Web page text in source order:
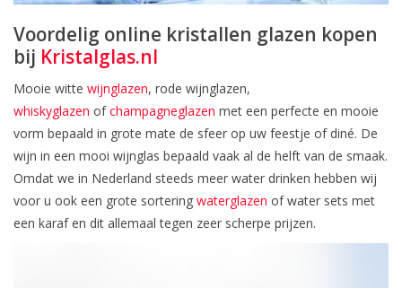
Voordelig online kristallen glazen kopen
bij Kristalglas.nl
Mooie witte wijnglazen, rode wijnglazen,
whiskyglazen ofchampagneglazen met een perfecte en mooie
vorm bepaald in grote mate de sfeer op uw feestje of diné. De
wijn in een mooi wijnglas bepaald vaak al de helft van de smaak.
Omdat we in Nederland steeds meer water drinken hebben wij
voor u ook een grote sortering waterglazen of water sets met
een karaf en dit allemaal tegen zeer scherpe prijzen.